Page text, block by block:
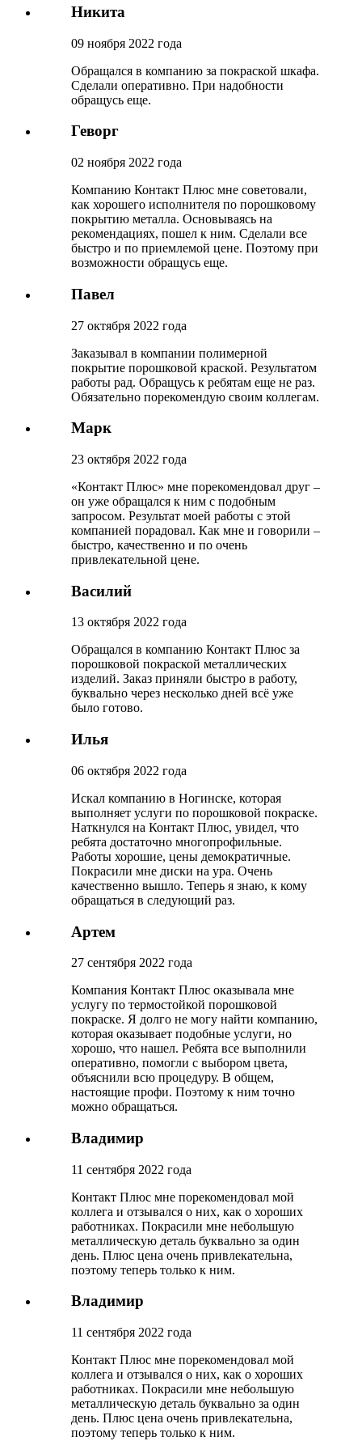
Никита
09 ноября 2022 года
Обращался в компанию за покраской шкафа.
Сделали оперативно. При надобности
обращусь еще.
Геворг
02 ноября 2022 года
Компанию Контакт Плюс мне советовали,
как хорошего исполнителя по порошковому
покрытию металла. Основываясь на
рекомендациях, пошел к ним. Сделали все
быстро и по приемлемой цене. Поэтому при
возможности обращусь еще.
Павел
27 октября 2022 года
Заказывал в компании полимерной
покрытие порошковой краской. Результатом
работы рад. Обращусь к ребятам еще не раз.
Обязательно порекомендую своим коллегам.
Марк
23 октября 2022 года
«Контакт Плюс» мне порекомендовал друг –
он уже обращался к ним с подобным
запросом. Результат моей работы с этой
компанией порадовал. Как мне и говорили –
быстро, качественно и по очень
привлекательной цене.
Василий
13 октября 2022 года
Обращался в компанию Контакт Плюс за
порошковой покраской металлических
изделий. Заказ приняли быстро в работу,
буквально через несколько дней всё уже
было готово.
Илья
06 октября 2022 года
Искал компанию в Ногинске, которая
выполняет услуги по порошковой покраске.
Наткнулся на Контакт Плюс, увидел, что
ребята достаточно многопрофильные.
Работы хорошие, цены демократичные.
Покрасили мне диски на ура. Очень
качественно вышло. Теперь я знаю, к кому
обращаться в следующий раз.
Артем
27 сентября 2022 года
Компания Контакт Плюс оказывала мне
услугу по термостойкой порошковой
покраске. Я долго не могу найти компанию,
которая оказывает подобные услуги, но
хорошо, что нашел. Ребята все выполнили
оперативно, помогли с выбором цвета,
объяснили всю процедуру. В общем,
настоящие профи. Поэтому к ним точно
можно обращаться.
Владимир
11 сентября 2022 года
Контакт Плюс мне порекомендовал мой
коллега и отзывался о них, как о хороших
работниках. Покрасили мне небольшую
металлическую деталь буквально за один
день. Плюс цена очень привлекательна,
поэтому теперь только к ним.
Владимир
11 сентября 2022 года
Контакт Плюс мне порекомендовал мой
коллега и отзывался о них, как о хороших
работниках. Покрасили мне небольшую
металлическую деталь буквально за один
день. Плюс цена очень привлекательна,
поэтому теперь только к ним.